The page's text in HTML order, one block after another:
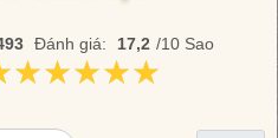
Đánh giá: 17,2 /10 Sao